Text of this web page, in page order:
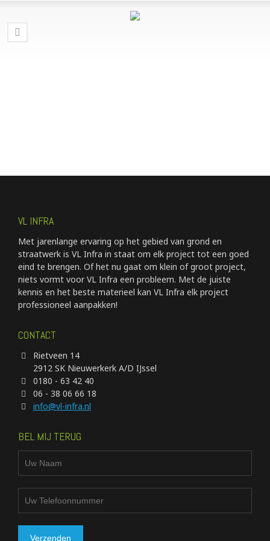
VL INFRA
Met jarenlange ervaring op het gebied van grond en
straatwerk is VL Infra in staat om elk project tot een goed
eind te brengen. Of het nu gaat om klein of groot project,
niets vormt voor VL Infra een probleem. Met de juiste
kennis en het beste materieel kan VL Infra elk project
professioneel aanpakken!
CONTACT
Rietveen 14
2912 SK Nieuwerkerk A/D IJssel
0180 - 63 42 40
06 - 38 06 66 18
info@vl-infra.nl
BEL MIJ TERUG